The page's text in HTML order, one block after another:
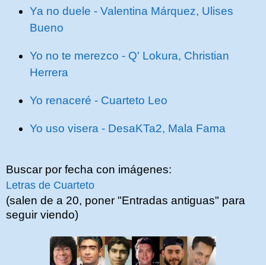
Ya no duele - Valentina Márquez, Ulises
Bueno
Yo no te merezco - Q' Lokura, Christian
Herrera
Yo renaceré - Cuarteto Leo
Yo uso visera - DesaKTa2, Mala Fama
Buscar por fecha con imágenes:
Letras de Cuarteto
(salen de a 20, poner "Entradas antiguas" para
seguir viendo)